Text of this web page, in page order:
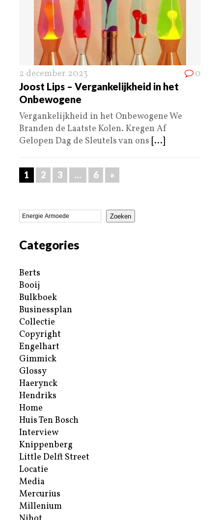
2 december 2023 0
Joost Lips – Vergankelijkheid in het
Onbewogene
Vergankelijkheid in het Onbewogene We
Branden de Laatste Kolen. Kregen Af
Gelopen Dag de Sleutels van ons [...]
1 2 3 … 6 »
Zoeken
Categories
Berts
Booij
Bulkboek
Businessplan
Collectie
Copyright
Engelhart
Gimmick
Glossy
Haerynck
Hendriks
Home
Huis Ten Bosch
Interview
Knippenberg
Little Delft Street
Locatie
Media
Mercurius
Millenium